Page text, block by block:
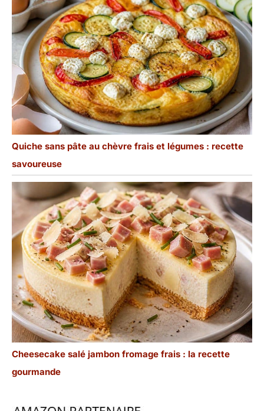
Quiche sans pâte au chèvre frais et légumes : recette
savoureuse
Cheesecake salé jambon fromage frais : la recette
gourmande